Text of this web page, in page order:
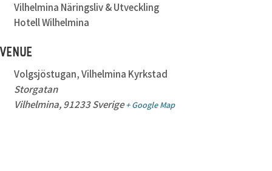
Vilhelmina Näringsliv & Utveckling
Hotell Wilhelmina
VENUE
Volgsjöstugan, Vilhelmina Kyrkstad
Storgatan
Vilhelmina, 91233 Sverige + Google Map